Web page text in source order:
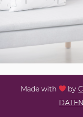
Made with by